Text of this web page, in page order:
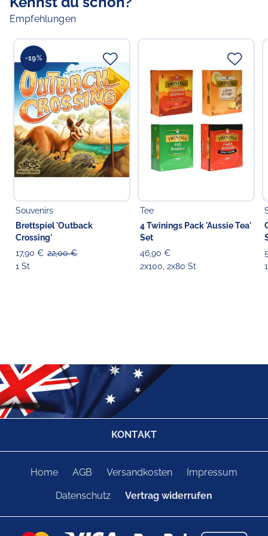
22769 Hamburg
Empfehlungen
-19%
Souvenirs
Brettspiel 'Outback
Crossing'
17,90 € 22,00 €
1 St
Tee
4 Twinings Pack 'Aussie Tea'
Set
46,90 €
2x100, 2x80 St
KONTAKT
Home AGB Versandkosten Impressum
Datenschutz Vertrag widerrufen